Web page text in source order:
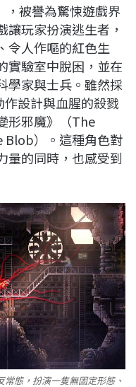
，被譽為驚悚遊戲界
玩家扮演逃生者，
令人作嘔的紅色生
實驗室中脫困，並在
學家與士兵。雖然採
設計與血腥的殺戮
形邪魔》（The
Blob）。這種角色對
量的同時，也感受到
常態，扮演一隻無固定形態、